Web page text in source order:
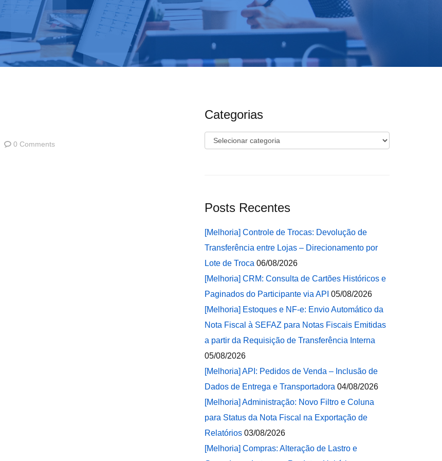
0 Comments
Categorias
Categorias
Posts Recentes
[Melhoria] Controle de Trocas: Devolução de
Transferência entre Lojas – Direcionamento por
Lote de Troca 06/08/2026
[Melhoria] CRM: Consulta de Cartões Históricos e
Paginados do Participante via API 05/08/2026
[Melhoria] Estoques e NF-e: Envio Automático da
Nota Fiscal à SEFAZ para Notas Fiscais Emitidas
a partir da Requisição de Transferência Interna
05/08/2026
[Melhoria] API: Pedidos de Venda – Inclusão de
Dados de Entrega e Transportadora 04/08/2026
[Melhoria] Administração: Novo Filtro e Coluna
para Status da Nota Fiscal na Exportação de
Relatórios 03/08/2026
[Melhoria] Compras: Alteração de Lastro e